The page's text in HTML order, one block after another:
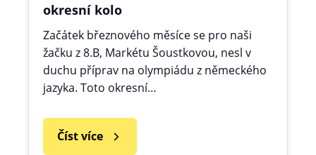
okresní kolo
Začátek březnového měsíce se pro naši
žačku z 8.B, Markétu Šoustkovou, nesl v
duchu příprav na olympiádu z německého
jazyka. Toto okresní…
Číst více